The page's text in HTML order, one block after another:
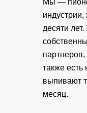
Мы —
десяти
также
выпивают
месяц.